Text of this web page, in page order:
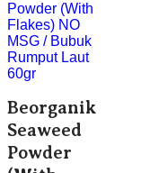
Beorganik
Seaweed
Powder